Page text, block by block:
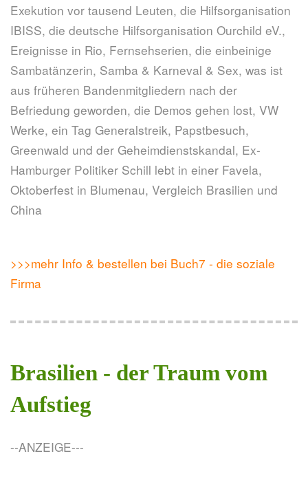
Exekution vor tausend Leuten, die Hilfsorganisation
IBISS, die deutsche Hilfsorganisation Ourchild eV.,
Ereignisse in Rio, Fernsehserien, die einbeinige
Sambatänzerin, Samba & Karneval & Sex, was ist
aus früheren Bandenmitgliedern nach der
Befriedung geworden, die Demos gehen lost, VW
Werke, ein Tag Generalstreik, Papstbesuch,
Greenwald und der Geheimdienstskandal, Ex-
Hamburger Politiker Schill lebt in einer Favela,
Oktoberfest in Blumenau, Vergleich Brasilien und
China
>>>mehr Info & bestellen bei Buch7 - die soziale
Firma
Brasilien - der Traum vom
Aufstieg
--ANZEIGE---